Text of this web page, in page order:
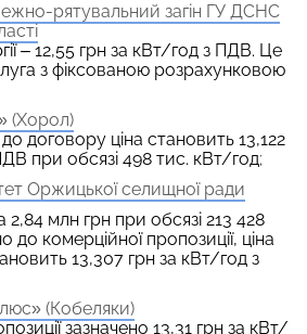
рятувальний загін ГУ ДСНС
– 12,55 грн за кВт/год з ПДВ. Це
з фіксованою розрахунковою
(Хорол)
договору ціна становить 13,122
при обсязі 498 тис. кВт/год;
Оржицької селищної ради
2,84 млн грн при обсязі 213 428
до комерційної пропозиції, ціна
13,307 грн за кВт/год з
(Кобеляки)
зазначено 13,31 грн за кВт/